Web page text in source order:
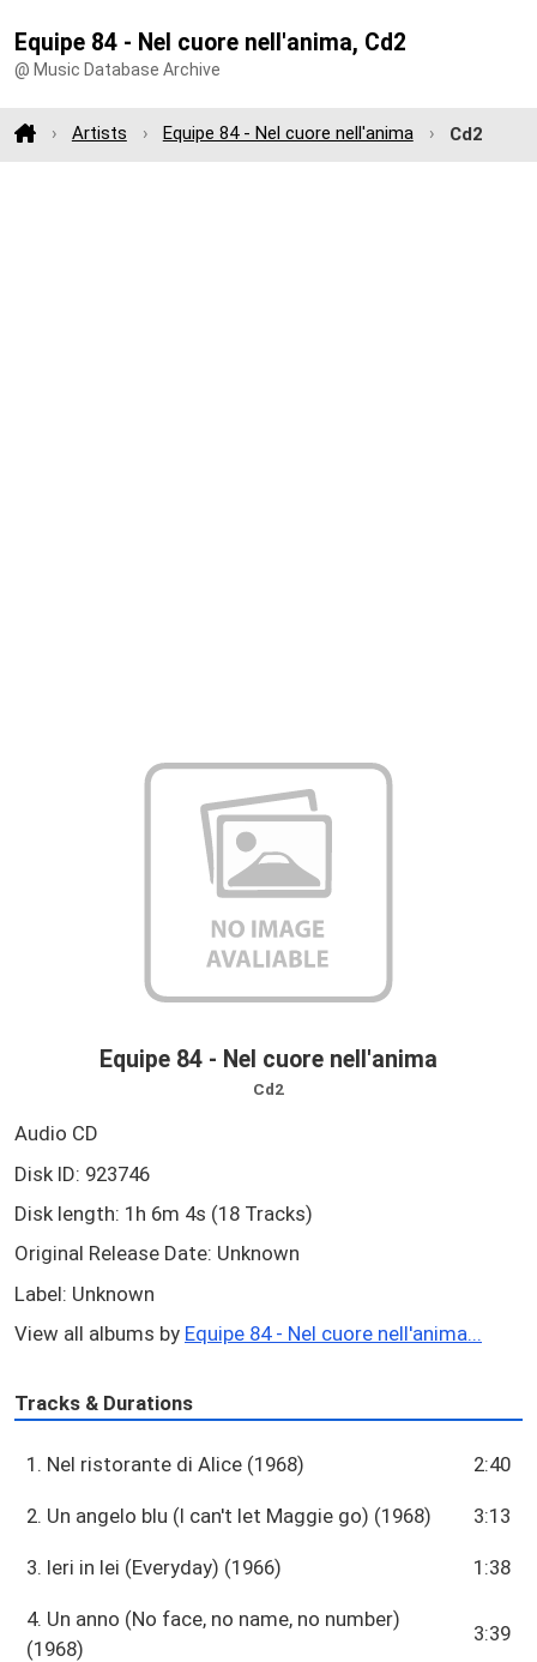
Equipe 84 - Nel cuore nell'anima, Cd2
@ Music Database Archive
Artists Equipe 84 - Nel cuore nell'anima Cd2
Equipe 84 - Nel cuore nell'anima
Cd2
Audio CD
Disk ID: 923746
Disk length: 1h 6m 4s (18 Tracks)
Original Release Date: Unknown
Label: Unknown
View all albums by Equipe 84 - Nel cuore nell'anima...
Tracks & Durations
1. Nel ristorante di Alice (1968) 2:40
2. Un angelo blu (I can't let Maggie go) (1968) 3:13
3. Ieri in lei (Everyday) (1966) 1:38
4. Un anno (No face, no name, no number)
(1968)
3:39